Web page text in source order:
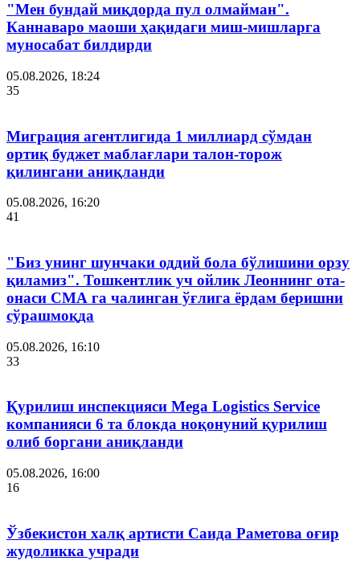
"Мен бундай миқдорда пул олмайман".
Каннаваро маоши ҳақидаги миш-мишларга
муносабат билдирди
05.08.2026, 18:24
35
Миграция агентлигида 1 миллиард сўмдан
ортиқ буджет маблағлари талон-торож
қилингани аниқланди
05.08.2026, 16:20
41
"Биз унинг шунчаки оддий бола бўлишини орзу
қиламиз". Тошкентлик уч ойлик Леоннинг ота-
онаси СМА га чалинган ўғлига ёрдам беришни
сўрашмоқда
05.08.2026, 16:10
33
Қурилиш инспекцияси Мega Logistics Service
компанияси 6 та блокда ноқонуний қурилиш
олиб боргани аниқланди
05.08.2026, 16:00
16
Ўзбекистон халқ артисти Саида Раметова оғир
жудоликка учради